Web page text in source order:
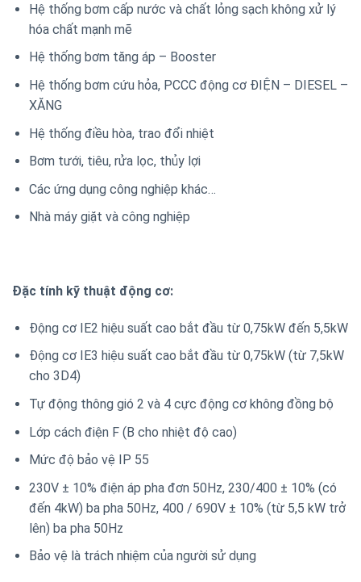
Hệ thống bơm cấp nước và chất lỏng sạch không xử lý
hóa chất mạnh mẽ
Hệ thống bơm tăng áp – Booster
Hệ thống bơm cứu hỏa, PCCC động cơ ĐIỆN – DIESEL –
XĂNG
Hệ thống điều hòa, trao đổi nhiệt
Bơm tưới, tiêu, rửa lọc, thủy lợi
Các ứng dụng công nghiệp khác…
Nhà máy giặt và công nghiệp
Đặc tính kỹ thuật động cơ:
Động cơ IE2 hiệu suất cao bắt đầu từ 0,75kW đến 5,5kW
Động cơ IE3 hiệu suất cao bắt đầu từ 0,75kW (từ 7,5kW
cho 3D4)
Tự động thông gió 2 và 4 cực động cơ không đồng bộ
Lớp cách điện F (B cho nhiệt độ cao)
Mức độ bảo vệ IP 55
230V ± 10% điện áp pha đơn 50Hz, 230/400 ± 10% (có
đến 4kW) ba pha 50Hz, 400 / 690V ± 10% (từ 5,5 kW trở
lên) ba pha 50Hz
Bảo vệ là trách nhiệm của người sử dụng